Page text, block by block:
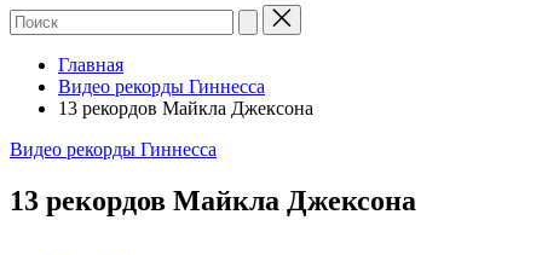
Главная
Видео рекорды Гиннесса
13 рекордов Майкла Джексона
Опубликовано
Видео рекорды Гиннесса
13 рекордов Майкла Джексона